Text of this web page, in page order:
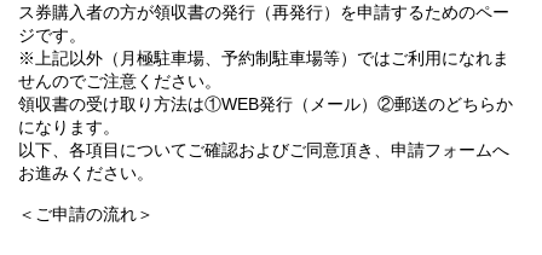
ス券購入者の方が領収書の発行（再発行）を申請するためのペー
ジです。
※上記以外（月極駐車場、予約制駐車場等）ではご利用になれま
せんのでご注意ください。
領収書の受け取り方法は①WEB発行（メール）②郵送のどちらか
になります。
以下、各項目についてご確認およびご同意頂き、申請フォームへ
お進みください。
＜ご申請の流れ＞